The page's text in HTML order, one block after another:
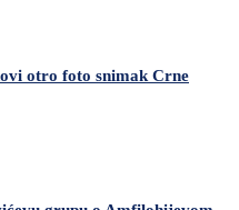
otro foto snimak Crne